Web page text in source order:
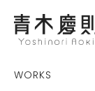
WORKS